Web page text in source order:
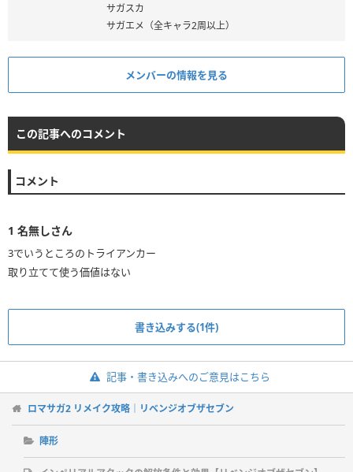
サガスカ
サガエメ（全キャラ2周以上）
メンバーの情報を見る
この記事へのコメント
コメント
1 名無しさん
3でいうところのトライアンカー
取り立てて使う価値はない
書き込みする(1件)
記事・書き込みへのご意見はこちら
ロマサガ2 リメイク攻略｜リベンジオブザセブン
陣形